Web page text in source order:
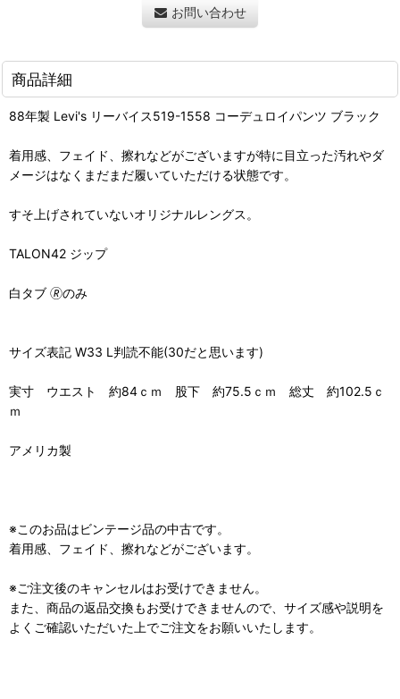
お問い合わせ
商品詳細
88年製 Levi's リーバイス519-1558 コーデュロイパンツ ブラック
着用感、フェイド、擦れなどがございますが特に目立った汚れやダ
メージはなくまだまだ履いていただける状態です。
すそ上げされていないオリジナルレングス。
TALON42 ジップ
白タブ 🄬のみ
サイズ表記 W33 L判読不能(30だと思います)
実寸 ウエスト 約84ｃｍ 股下 約75.5ｃｍ 総丈 約102.5ｃ
ｍ
アメリカ製
※このお品はビンテージ品の中古です。
着用感、フェイド、擦れなどがございます。
※ご注文後のキャンセルはお受けできません。
また、商品の返品交換もお受けできませんので、サイズ感や説明を
よくご確認いただいた上でご注文をお願いいたします。